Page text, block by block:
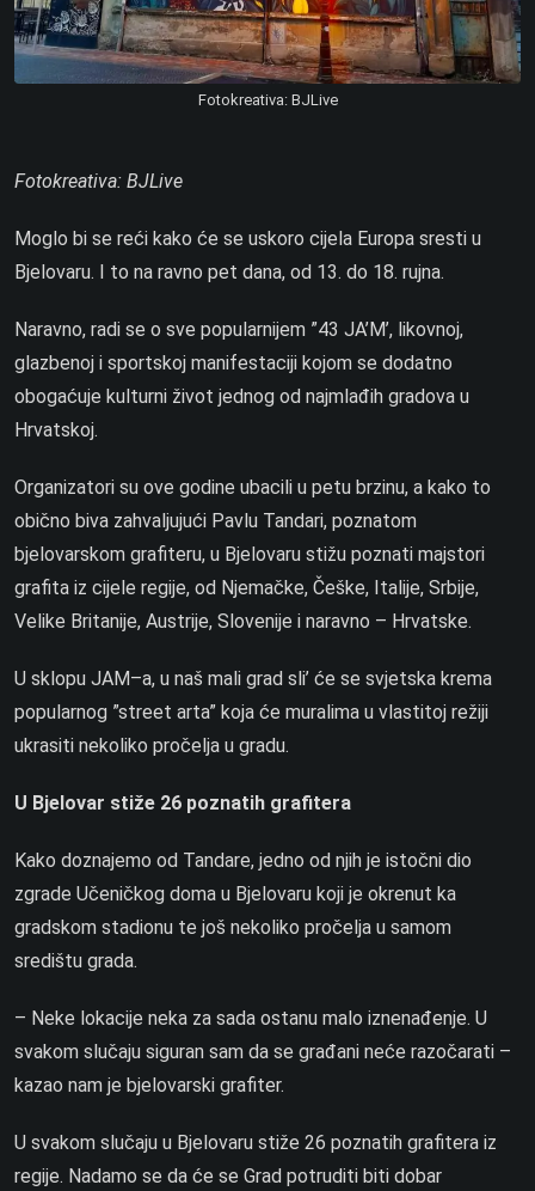
Fotokreativa: BJLive
Fotokreativa: BJLive
Moglo bi se reći kako će se uskoro cijela Europa sresti u
Bjelovaru. I to na ravno pet dana, od 13. do 18. rujna.
Naravno, radi se o sve popularnijem ”43 JA’M’, likovnoj,
glazbenoj i sportskoj manifestaciji kojom se dodatno
obogaćuje kulturni život jednog od najmlađih gradova u
Hrvatskoj.
Organizatori su ove godine ubacili u petu brzinu, a kako to
obično biva zahvaljujući Pavlu Tandari, poznatom
bjelovarskom grafiteru, u Bjelovaru stižu poznati majstori
grafita iz cijele regije, od Njemačke, Češke, Italije, Srbije,
Velike Britanije, Austrije, Slovenije i naravno – Hrvatske.
U sklopu JAM–a, u naš mali grad sli’ će se svjetska krema
popularnog ”street arta” koja će muralima u vlastitoj režiji
ukrasiti nekoliko pročelja u gradu.
U Bjelovar stiže 26 poznatih grafitera
Kako doznajemo od Tandare, jedno od njih je istočni dio
zgrade Učeničkog doma u Bjelovaru koji je okrenut ka
gradskom stadionu te još nekoliko pročelja u samom
središtu grada.
– Neke lokacije neka za sada ostanu malo iznenađenje. U
svakom slučaju siguran sam da se građani neće razočarati –
kazao nam je bjelovarski grafiter.
U svakom slučaju u Bjelovaru stiže 26 poznatih grafitera iz
regije. Nadamo se da će se Grad potruditi biti dobar